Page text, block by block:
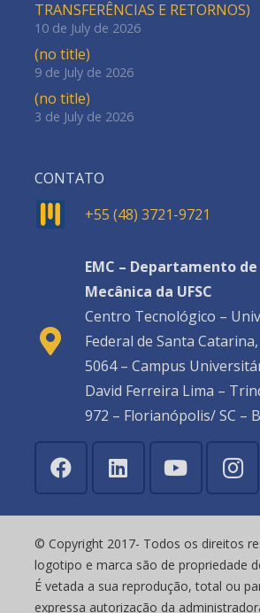
TRANSFERÊNCIAS E RETORNOS)
10 de July de 2026
(no title)
9 de July de 2026
(no title)
3 de July de 2026
CONTATO
+55 (48) 3721-9721
EMC – Departamento
Mecânica da UFSC
Centro Tecnológico –
Federal de Santa
5064 – Campus
David Ferreira Lima –
972 – Florianópolis/ SC –
© Copyright 2017- Todos os direitos
logotipo e marca são de propriedade
É vetada a sua reprodução, total ou
expressa autorização da